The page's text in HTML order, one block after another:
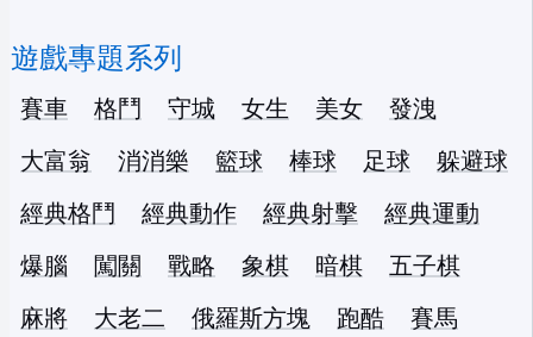
遊戲專題系列
賽車 格鬥 守城 女生 美女
發洩
大富翁
消消樂 籃球 棒球 足球
躲避球
經典格鬥
經典動作 經典射擊
經典運動
爆腦
闖關 戰略 象棋 暗棋
五子棋
麻將
大老二 俄羅斯方塊 跑酷
賽馬